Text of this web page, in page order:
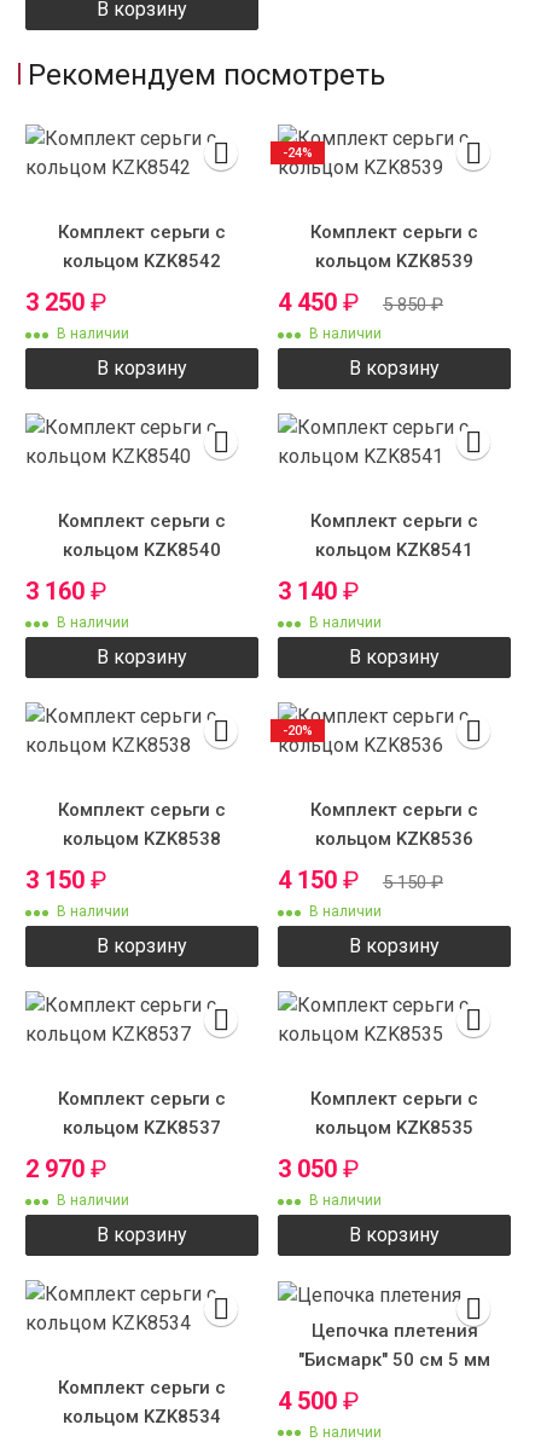
В корзину
Рекомендуем посмотреть
Комплект серьги с
кольцом KZK8542
3 250 ₽
В наличии
В корзину
Комплект серьги с
кольцом KZK8539
4 450 ₽ 5 850₽
В наличии
В корзину
-24%
Комплект серьги с
кольцом KZK8540
3 160 ₽
В наличии
В корзину
Комплект серьги с
кольцом KZK8541
3 140 ₽
В наличии
В корзину
Комплект серьги с
кольцом KZK8538
3 150 ₽
В наличии
В корзину
Комплект серьги с
кольцом KZK8536
4 150 ₽ 5 150₽
В наличии
В корзину
-20%
Комплект серьги с
кольцом KZK8537
2 970 ₽
В наличии
В корзину
Комплект серьги с
кольцом KZK8535
3 050 ₽
В наличии
В корзину
Комплект серьги с
кольцом KZK8534
Цепочка плетения
"Бисмарк" 50 см 5 мм
4 500 ₽
В наличии